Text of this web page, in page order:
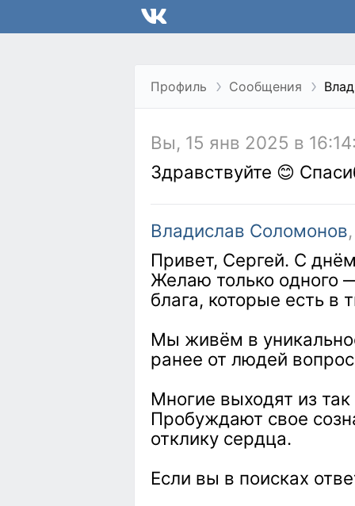
Профиль Сообщения
Вы, 15 янв 2025 в
Здравствуйте 😊
Владислав Соломонов
Привет, Сергей. С
Желаю только одного
блага, которые есть в
Мы живём в
ранее от людей
Многие выходят из
Пробуждают свое
отклику сердца.
Если вы в поисках